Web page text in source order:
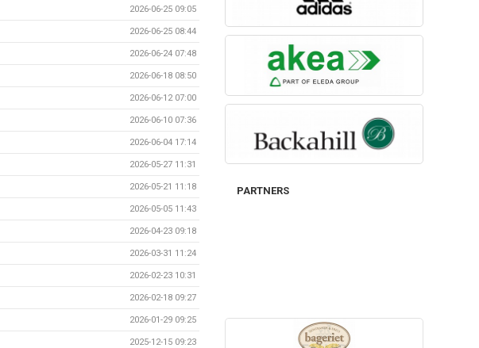
2026-06-25 09:05
2026-06-25 08:44
2026-06-24 07:48
2026-06-18 08:50
2026-06-12 07:00
2026-06-10 07:36
2026-06-04 17:14
2026-05-27 11:31
2026-05-21 11:18
2026-05-05 11:43
2026-04-23 09:18
2026-03-31 11:24
2026-02-23 10:31
2026-02-18 09:27
2026-01-29 09:25
2025-12-15 09:23
PARTNERS